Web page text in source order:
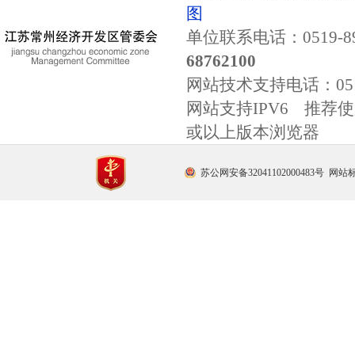
图
单位联系电话：0519-
68762100
网站技术支持电话：
网站支持IPV6 推荐使
或以上版本浏览器
苏公网安备32041102000483号 网站